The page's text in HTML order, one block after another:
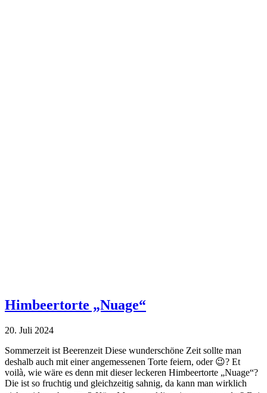
Himbeertorte „Nuage“
20. Juli 2024
Sommerzeit ist Beerenzeit Diese wunderschöne Zeit sollte man
deshalb auch mit einer angemessenen Torte feiern, oder 😉? Et
voilà, wie wäre es denn mit dieser leckeren Himbeertorte „Nuage“?
Die ist so fruchtig und gleichzeitig sahnig, da kann man wirklich